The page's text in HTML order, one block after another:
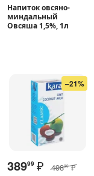
Напиток овсяно-
миндальный
Овсяша 1,5%, 1л
–21%
38999 ₽ 49899 ₽